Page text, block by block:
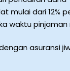
mulai dari 12%
waktu pinjaman
asuransi